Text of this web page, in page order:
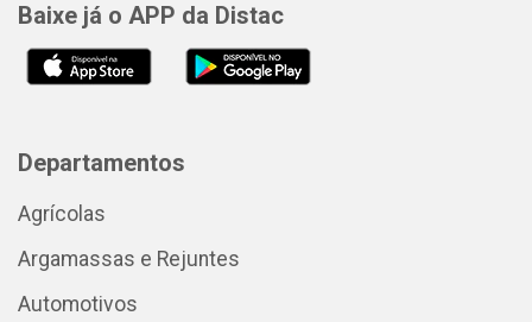
Baixe já o APP da Distac
Departamentos
Agrícolas
Argamassas e Rejuntes
Automotivos